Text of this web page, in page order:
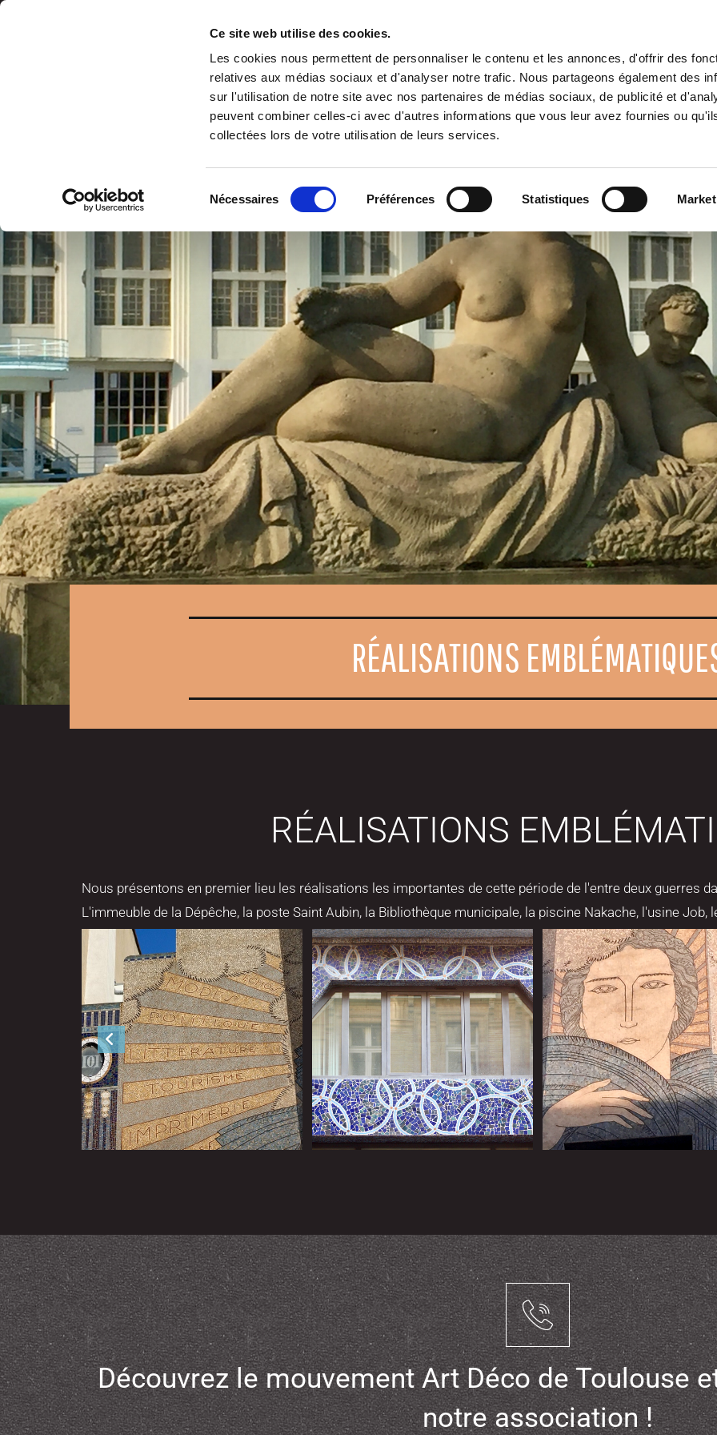
Ce site web utilise des cookies.
Les cookies nous permettent de personnaliser le contenu et les annonces, d'offrir des
relatives aux médias sociaux et d'analyser notre trafic. Nous partageons également des
sur l'utilisation de notre site avec nos partenaires de médias sociaux, de publicité et
peuvent combiner celles-ci avec d'autres informations que vous leur avez fournies ou
collectées lors de votre utilisation de leurs services.
du
Nécessaires Préférences Statistiques
Suivez-nous sur les réseaux !
ACCUEIL AGENDA GALERIES ET ARCHIVES
RÉALISATIONS
RÉALISATIONS
Nous présentons en premier lieu les réalisations les importantes de cette période de l'entre deux guerres
L'immeuble de la Dépêche, la poste Saint Aubin, la Bibliothèque municipale, la piscine Nakache, l'usine Job,
Découvrez le mouvement Art Déco de Toulouse
notre association !